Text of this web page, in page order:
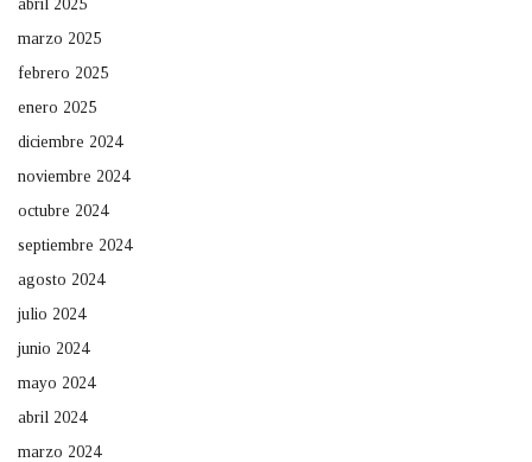
abril 2025
marzo 2025
febrero 2025
enero 2025
diciembre 2024
noviembre 2024
octubre 2024
septiembre 2024
agosto 2024
julio 2024
junio 2024
mayo 2024
abril 2024
marzo 2024